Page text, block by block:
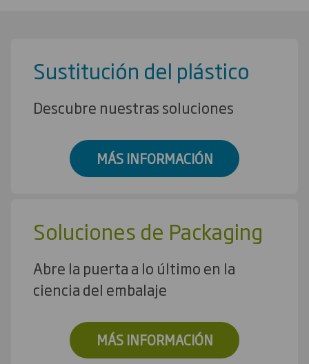
Sustitución del plástico
Descubre nuestras soluciones
MÁS INFORMACIÓN
Soluciones de Packaging
Abre la puerta a lo último en la
ciencia del embalaje
MÁS INFORMACIÓN